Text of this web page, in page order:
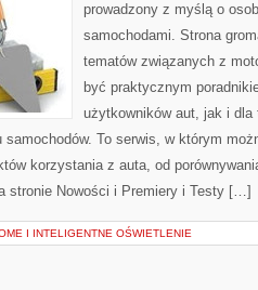
prowadzony z myślą o
samochodami. Strona
tematów związanych z
być praktycznym
użytkowników aut, jak i
samochodów. To serwis, w którym
korzystania z auta, od
stronie Nowości i Premiery i Testy […]
I INTELIGENTNE OŚWIETLENIE